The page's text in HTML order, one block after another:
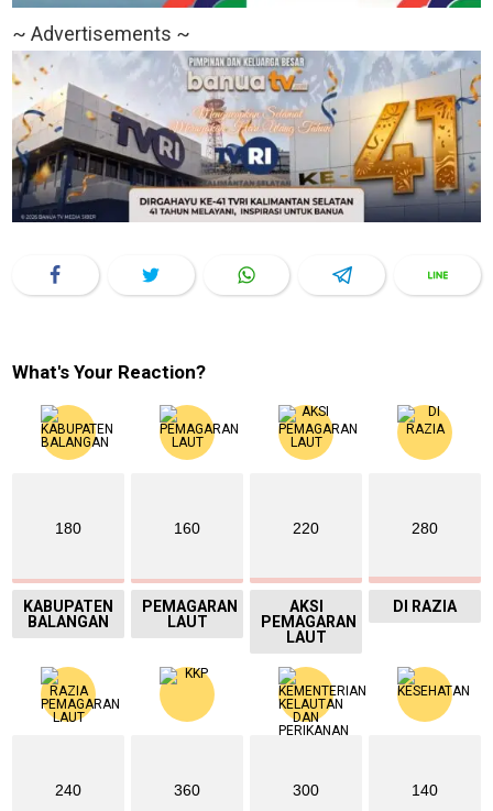
~ Advertisements ~
What's Your Reaction?
180
KABUPATEN
BALANGAN
160
PEMAGARAN
LAUT
220
AKSI
PEMAGARAN
LAUT
280
DI RAZIA
240 360 300 140